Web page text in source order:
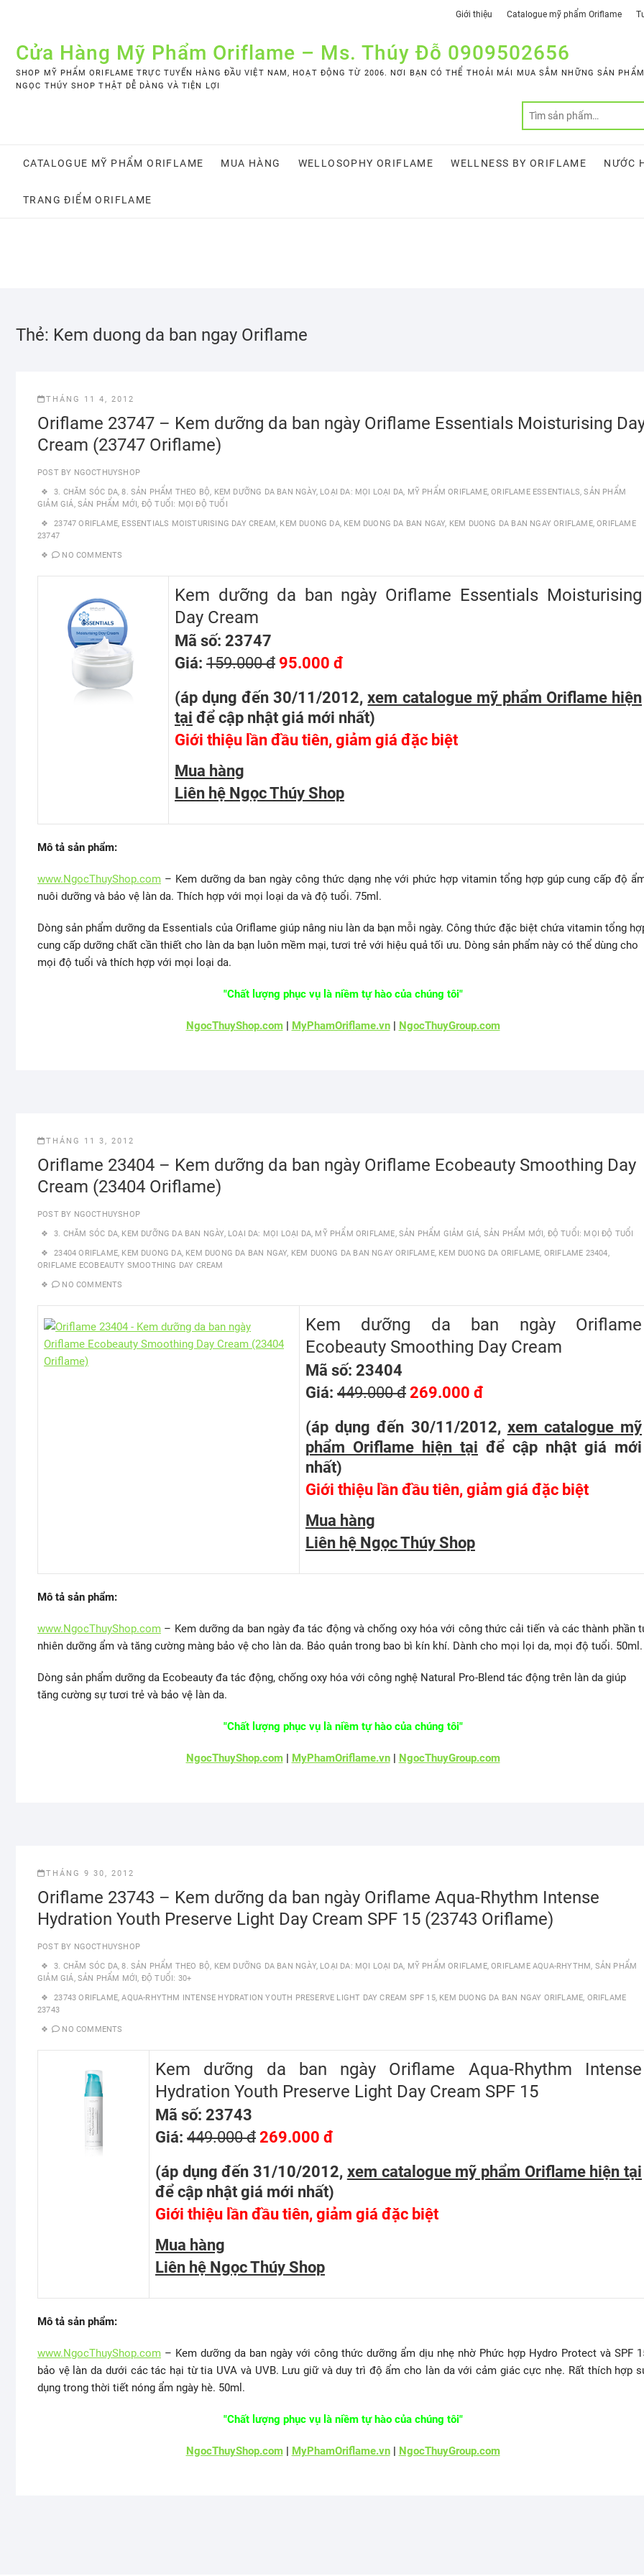
content
Giới thiệu Catalogue mỹ phẩm Oriflame
Cửa Hàng Mỹ Phẩm Oriflame – Ms. Thúy Đỗ 0909502656
SHOP MỸ PHẨM ORIFLAME TRỰC TUYẾN HÀNG ĐẦU VIỆT NAM, HOẠT ĐỘNG TỪ 2006. NƠI BẠN CÓ THỂ THOẢI MÁI MUA SẮM NHỮNG SẢN
NGỌC THÚY SHOP THẬT DỄ DÀNG VÀ TIỆN LỢI
CATALOGUE MỸ PHẨM ORIFLAME MUA HÀNG WELLOSOPHY ORIFLAME WELLNESS BY ORIFLAME NƯỚC
TRANG ĐIỂM ORIFLAME
Thẻ: Kem duong da ban ngay Oriflame
THÁNG 11 4, 2012
Oriflame 23747 – Kem dưỡng da ban ngày Oriflame Essentials Moisturising
Cream (23747 Oriflame)
POST BY NGOCTHUYSHOP
3. CHĂM SÓC DA,8. SẢN PHẨM THEO BỘ, KEM DƯỠNG DA BAN NGÀY, LOẠI DA: MỌI LOẠI DA, MỸ PHẨM ORIFLAME,ORIFLAME ESSENTIALS,SẢN PHẨM
GIẢM GIÁ,SẢN PHẨM MỚI, ĐỘ TUỔI: MỌI ĐỘ TUỔI
23747 ORIFLAME, ESSENTIALS MOISTURISING DAY CREAM, KEM DUONG DA, KEM DUONG DA BAN NGAY, KEM DUONG DA BAN NGAY ORIFLAME,ORIFLAME
23747
NO COMMENTS
Kem dưỡng da ban ngày Oriflame Essentials Moisturising
Day Cream
Mã số: 23747
Giá: 159.000 đ 95.000 đ
(áp dụng đến 30/11/2012,xem catalogue mỹ phẩm Oriflame hiện
tại để cập nhật giá mới nhất)
Giới thiệu lần đầu tiên, giảm giá đặc biệt
Mua hàng
Liên hệ Ngọc Thúy Shop
Mô tả sản phẩm:
www.NgocThuyShop.com – Kem dưỡng da ban ngày công thức dạng nhẹ với phức hợp vitamin tổng hợp gúp cung cấp độ
nuôi dưỡng và bảo vệ làn da. Thích hợp với mọi loại da và độ tuổi. 75ml.
Dòng sản phẩm dưỡng da Essentials của Oriflame giúp nâng niu làn da bạn mỗi ngày. Công thức đặc biệt chứa vitamin tổng
cung cấp dưỡng chất cần thiết cho làn da bạn luôn mềm mại, tươi trẻ với hiệu quả tối ưu. Dòng sản phẩm này có thể dùng cho
mọi độ tuổi và thích hợp với mọi loại da.
"Chất lượng phục vụ là niềm tự hào của chúng tôi"
NgocThuyShop.com| MyPhamOriflame.vn| NgocThuyGroup.com
THÁNG 11 3, 2012
Oriflame 23404 – Kem dưỡng da ban ngày Oriflame Ecobeauty Smoothing Day
Cream (23404 Oriflame)
POST BY NGOCTHUYSHOP
3. CHĂM SÓC DA, KEM DƯỠNG DA BAN NGÀY, LOẠI DA: MỌI LOẠI DA, MỸ PHẨM ORIFLAME,SẢN PHẨM GIẢM GIÁ, SẢN PHẨM MỚI, ĐỘ TUỔI: MỌI ĐỘ TUỔI
23404 ORIFLAME, KEM DUONG DA, KEM DUONG DA BAN NGAY, KEM DUONG DA BAN NGAY ORIFLAME, KEM DUONG DA ORIFLAME, ORIFLAME 23404,
ORIFLAME ECOBEAUTY SMOOTHING DAY CREAM
NO COMMENTS
Kem dưỡng da ban ngày Oriflame
Ecobeauty Smoothing Day Cream
Mã số: 23404
Giá: 449.000 đ 269.000 đ
(áp dụng đến 30/11/2012, xem catalogue mỹ
phẩm Oriflame hiện tại để cập nhật giá mới
nhất)
Giới thiệu lần đầu tiên, giảm giá đặc biệt
Mua hàng
Liên hệ Ngọc Thúy Shop
Mô tả sản phẩm:
www.NgocThuyShop.com – Kem dưỡng da ban ngày đa tác động và chống oxy hóa với công thức cải tiến và các thành phần
nhiên dưỡng ẩm và tăng cường màng bảo vệ cho làn da. Bảo quản trong bao bì kín khí. Dành cho mọi lọi da, mọi độ tuổi. 50ml.
Dòng sản phẩm dưỡng da Ecobeauty đa tác động, chống oxy hóa với công nghệ Natural Pro-Blend tác động trên làn da giúp
tăng cường sự tươi trẻ và bảo vệ làn da.
"Chất lượng phục vụ là niềm tự hào của chúng tôi"
NgocThuyShop.com| MyPhamOriflame.vn| NgocThuyGroup.com
THÁNG 9 30, 2012
Oriflame 23743 – Kem dưỡng da ban ngày Oriflame Aqua-Rhythm Intense
Hydration Youth Preserve Light Day Cream SPF 15 (23743 Oriflame)
POST BY NGOCTHUYSHOP
3. CHĂM SÓC DA,8. SẢN PHẨM THEO BỘ, KEM DƯỠNG DA BAN NGÀY, LOẠI DA: MỌI LOẠI DA, MỸ PHẨM ORIFLAME,ORIFLAME AQUA-RHYTHM, SẢN PHẨM
GIẢM GIÁ,SẢN PHẨM MỚI, ĐỘ TUỔI: 30+
23743 ORIFLAME,AQUA-RHYTHM INTENSE HYDRATION YOUTH PRESERVE LIGHT DAY CREAM SPF 15, KEM DUONG DA BAN NGAY ORIFLAME, ORIFLAME
23743
NO COMMENTS
Kem dưỡng da ban ngày Oriflame Aqua-Rhythm Intense
Hydration Youth Preserve Light Day Cream SPF 15
Mã số: 23743
Giá: 449.000 đ 269.000 đ
(áp dụng đến 31/10/2012, xem catalogue mỹ phẩm Oriflame hiện tại
để cập nhật giá mới nhất)
Giới thiệu lần đầu tiên, giảm giá đặc biệt
Mua hàng
Liên hệ Ngọc Thúy Shop
Mô tả sản phẩm:
www.NgocThuyShop.com – Kem dưỡng da ban ngày với công thức dưỡng ẩm dịu nhẹ nhờ Phức hợp Hydro Protect và SPF
bảo vệ làn da dưới các tác hại từ tia UVA và UVB. Lưu giữ và duy trì độ ẩm cho làn da với cảm giác cực nhẹ. Rất thích hợp
dụng trong thời tiết nóng ẩm ngày hè. 50ml.
"Chất lượng phục vụ là niềm tự hào của chúng tôi"
NgocThuyShop.com| MyPhamOriflame.vn| NgocThuyGroup.com